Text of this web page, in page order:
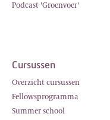
Podcast 'Groenvoer'
Cursussen
Overzicht cursussen
Fellowsprogramma
Summer school